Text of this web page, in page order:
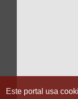
Este portal usa